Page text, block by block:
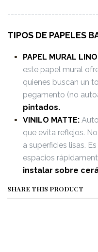
TIPOS DE PAPELES
PAPEL MURAL
este papel mural
quienes buscan un
pegamento (no
pintados.
VINILO MATTE:
que evita reflejos.
a superficies lisas.
espacios
instalar sobre
SHARE THIS PRODUCT